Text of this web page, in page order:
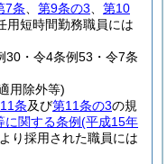
7条 第9条の3
第10
用短時間勤務職員には
30・令4条例53・令7条
用除外等)
条及び第11条の3の規
関する条例(平成15年
り採用された職員には